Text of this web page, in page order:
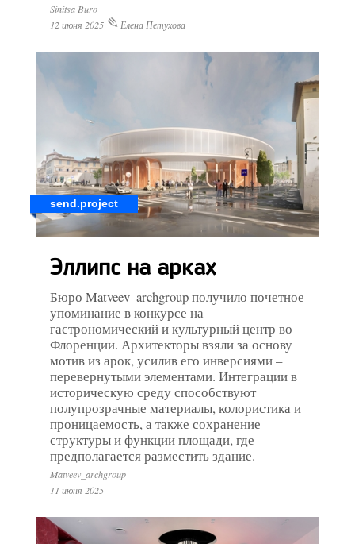
Sinitsa Buro
12 июня 2025
Елена Петухова
send.project
Эллипс на арках
Бюро Matveev_archgroup получило почетное
упоминание в конкурсе на
гастрономический и культурный центр во
Флоренции. Архитекторы взяли за основу
мотив из арок, усилив его инверсиями –
перевернутыми элементами. Интеграции в
историческую среду способствуют
полупрозрачные материалы, колористика и
проницаемость, а также сохранение
структуры и функции площади, где
предполагается разместить здание.
Matveev_archgroup
11 июня 2025